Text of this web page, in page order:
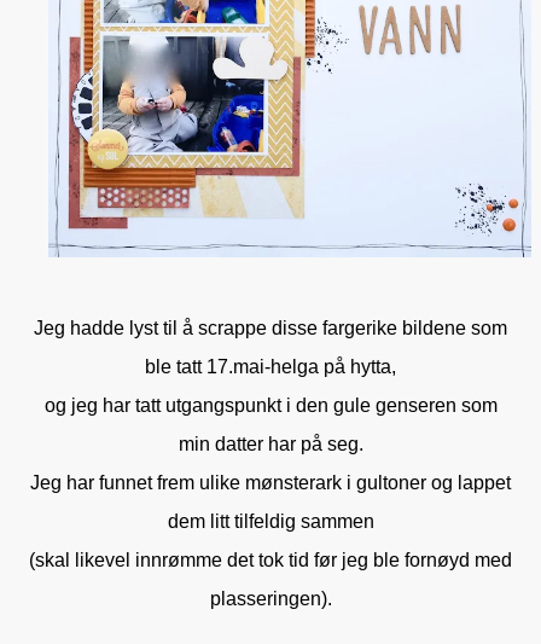
Jeg hadde lyst til å scrappe disse fargerike bildene som
ble tatt 17.mai-helga på hytta,
og jeg har tatt utgangspunkt i den gule genseren som
min datter har på seg.
Jeg har funnet frem ulike mønsterark i gultoner og lappet
dem litt tilfeldig sammen
(skal likevel innrømme det tok tid før jeg ble fornøyd med
plasseringen).